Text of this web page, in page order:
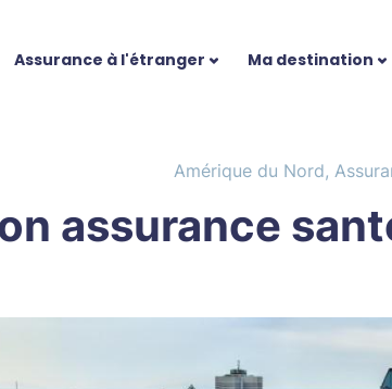
Assurance à l'étranger Ma destination
Amérique du Nord,
assurance